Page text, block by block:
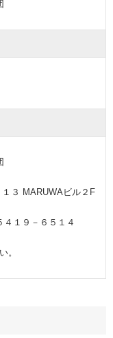
３ MARUWAビル２F
１９－６５１４
。